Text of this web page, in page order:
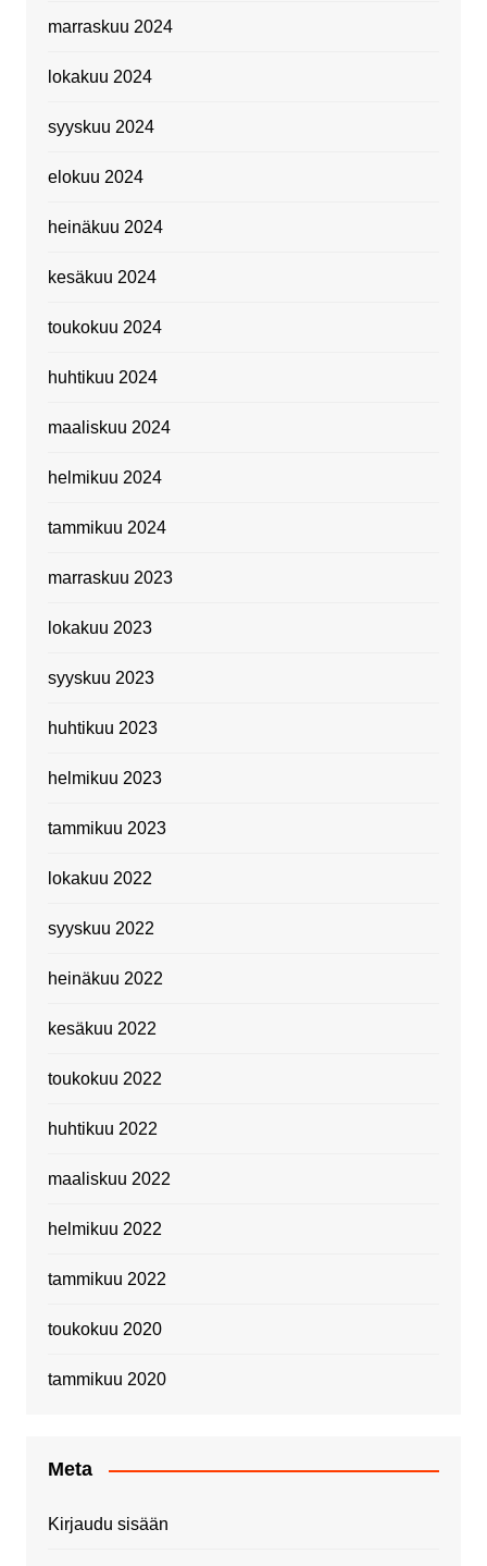
marraskuu 2024
lokakuu 2024
syyskuu 2024
elokuu 2024
heinäkuu 2024
kesäkuu 2024
toukokuu 2024
huhtikuu 2024
maaliskuu 2024
helmikuu 2024
tammikuu 2024
marraskuu 2023
lokakuu 2023
syyskuu 2023
huhtikuu 2023
helmikuu 2023
tammikuu 2023
lokakuu 2022
syyskuu 2022
heinäkuu 2022
kesäkuu 2022
toukokuu 2022
huhtikuu 2022
maaliskuu 2022
helmikuu 2022
tammikuu 2022
toukokuu 2020
tammikuu 2020
Meta
Kirjaudu sisään